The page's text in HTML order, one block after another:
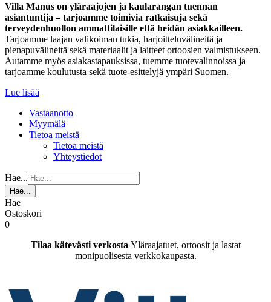
Villa Manus on yläraajojen ja kaularangan tuennan
asiantuntija – tarjoamme toimivia ratkaisuja sekä
terveydenhuollon ammattilaisille että heidän asiakkailleen.
Tarjoamme laajan valikoiman tukia, harjoitteluvälineitä ja
pienapuvälineitä sekä materiaalit ja laitteet ortoosien valmistukseen.
Autamme myös asiakastapauksissa, tuemme tuotevalinnoissa ja
tarjoamme koulutusta sekä tuote-esittelyjä ympäri Suomen.
Lue lisää
Vastaanotto
Myymälä
Tietoa meistä
Tietoa meistä
Yhteystiedot
Hae...
Hae...
Hae
Ostoskori
0
Tilaa kätevästi verkosta Yläraajatuet, ortoosit ja lastat
monipuolisesta verkkokaupasta.